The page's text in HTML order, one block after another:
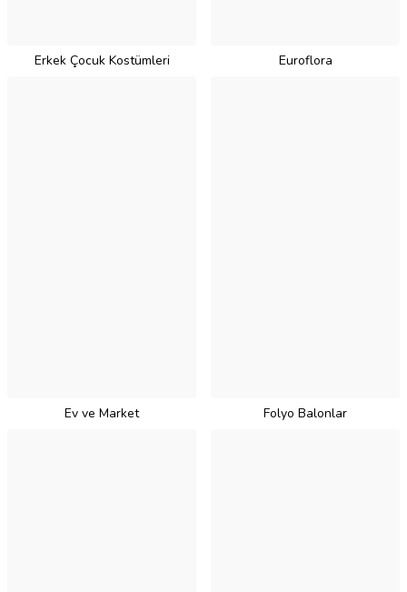
Erkek Çocuk Kostümleri Euroflora
Ev ve Market Folyo Balonlar